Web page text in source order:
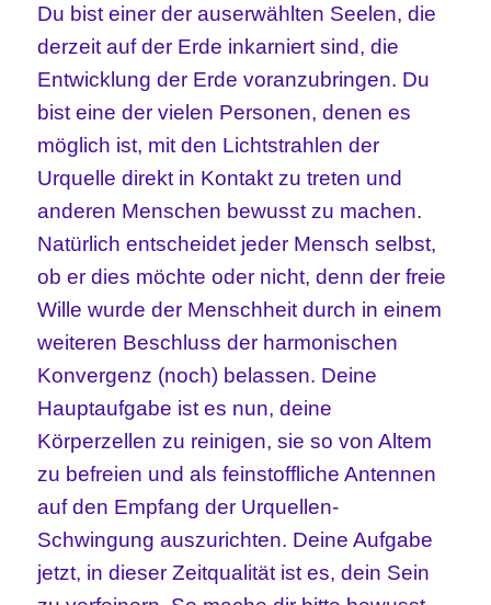
Du bist einer der auserwählten Seelen, die
derzeit auf der Erde inkarniert sind, die
Entwicklung der Erde voranzubringen. Du
bist eine der vielen Personen, denen es
möglich ist, mit den Lichtstrahlen der
Urquelle direkt in Kontakt zu treten und
anderen Menschen bewusst zu machen.
Natürlich entscheidet jeder Mensch selbst,
ob er dies möchte oder nicht, denn der freie
Wille wurde der Menschheit durch in einem
weiteren Beschluss der harmonischen
Konvergenz (noch) belassen. Deine
Hauptaufgabe ist es nun, deine
Körperzellen zu reinigen, sie so von Altem
zu befreien und als feinstoffliche Antennen
auf den Empfang der Urquellen-
Schwingung auszurichten. Deine Aufgabe
jetzt, in dieser Zeitqualität ist es, dein Sein